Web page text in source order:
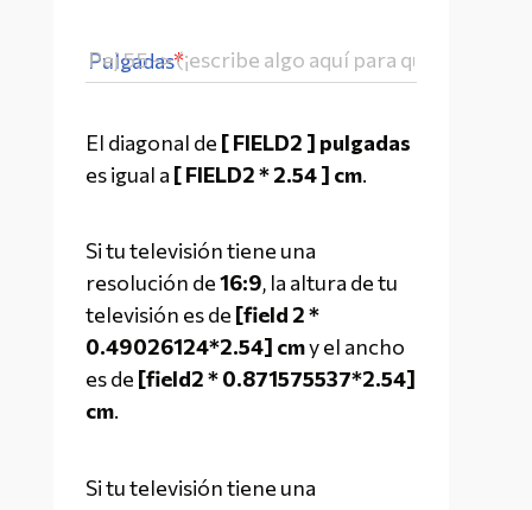
Pulgadas
El diagonal de [ FIELD2 ] pulgadas
es igual a [ FIELD2 * 2.54 ] cm.
Si tu televisión tiene una
resolución de 16:9, la altura de tu
televisión es de [field 2 *
0.49026124*2.54] cm y el ancho
es de [field2 * 0.871575537*2.54]
cm.
Si tu televisión tiene una